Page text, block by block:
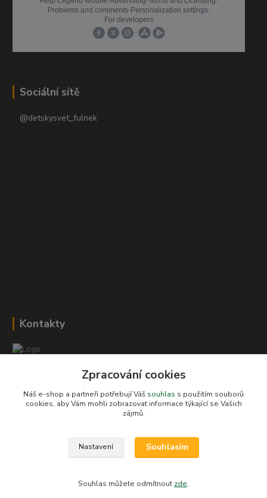
Sociální sítě
@detskysvet_fulnek
Kontakty
+420 604 278 943
obchod-detskysvet@seznam.cz
Zpracování cookies
Náš e-shop a partneři potřebují Váš souhlas s použitím souborů
cookies, aby Vám mohli zobrazovat informace týkající se Vašich
zájmů.
Nastavení Souhlasím
Souhlas můžete odmítnout zde.